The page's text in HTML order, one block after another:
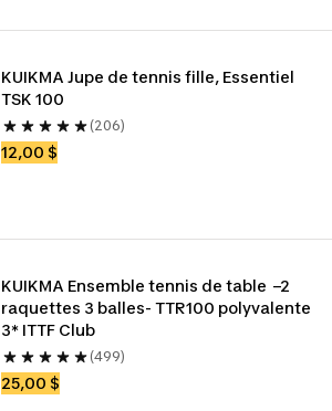
KUIKMA Jupe de tennis fille, Essentiel
TSK 100
(206)
12,00 $
KUIKMA Ensemble tennis de table  –2
raquettes 3 balles- TTR100 polyvalente
3* ITTF Club
(499)
25,00 $